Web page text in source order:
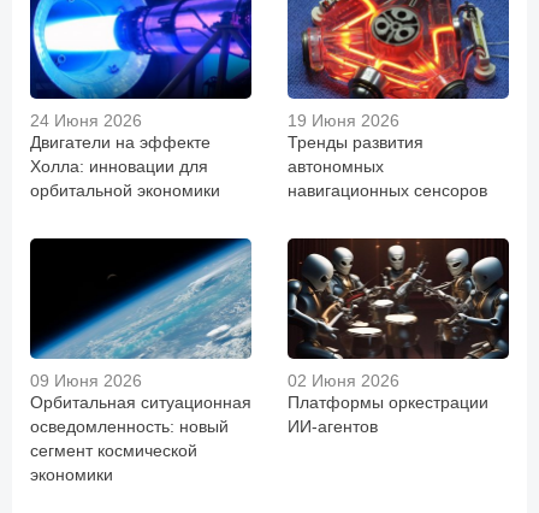
24 Июня 2026
Двигатели на эффекте
Холла: инновации для
орбитальной экономики
19 Июня 2026
Тренды развития
автономных
навигационных сенсоров
09 Июня 2026
Орбитальная ситуационная
осведомленность: новый
сегмент космической
экономики
02 Июня 2026
Платформы оркестрации
ИИ-агентов